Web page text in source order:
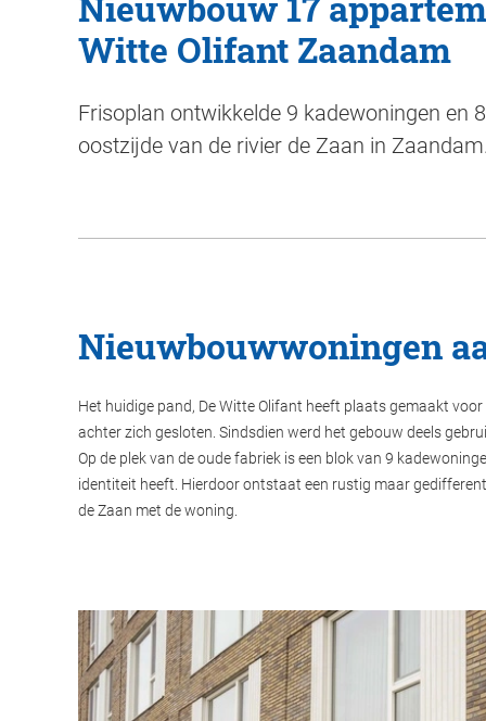
Witte Olifant Zaandam
Frisoplan ontwikkelde 9 kadewoningen en
oostzijde van de rivier de Zaan in Zaandam.
Nieuwbouwwoningen
Het huidige pand, De Witte Olifant heeft plaats gemaakt
achter zich gesloten. Sindsdien werd het gebouw deels
Op de plek van de oude fabriek is een blok van 9
identiteit heeft. Hierdoor ontstaat een rustig maar
de Zaan met de woning.